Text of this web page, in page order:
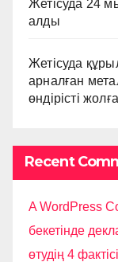
Жетісуда 24
алды
Жетісуда
арналған
өндірісті
Recent
A WordPress
бекетінде
өтудің 4